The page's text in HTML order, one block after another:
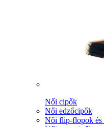
Női cipők
Női edzőcipők
Női flip-flopok és